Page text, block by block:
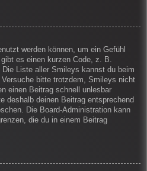
werden können, um ein Gefühl
es einen kurzen Code, z. B.
Liste aller Smileys kannst du beim
bitte trotzdem, Smileys nicht
einen Beitrag schnell unlesbar
deshalb deinen Beitrag entsprechend
Die Board-Administration kann
die du in einem Beitrag